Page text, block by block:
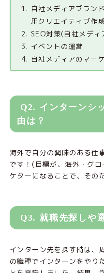
自社メディアブラン
用クリエイティブ作
SEO対策(自社メディ
イベントの運営
自社メディアのマー
Q2. インターンシ
由は？
海外で自分の興味のある仕
です！(目標が、海外・グ
ケターになることで、その
Q3. 就職先探しや
インターン先を探す時は、
の職種でインターンをやり